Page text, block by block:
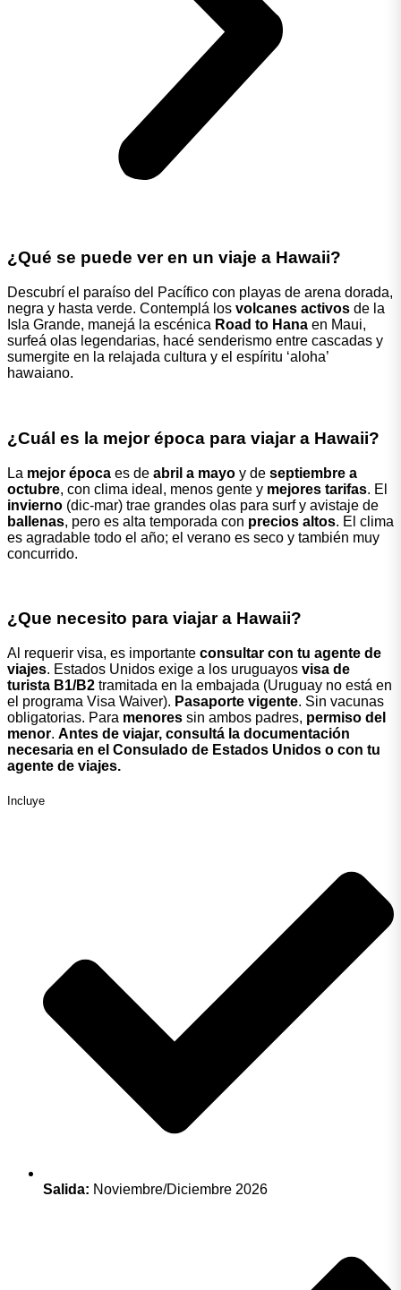
¿Qué se puede ver en un viaje a Hawaii?
Descubrí el paraíso del Pacífico con playas de arena dorada,
negra y hasta verde. Contemplá los volcanes activos de la
Isla Grande, manejá la escénica Road to Hana en Maui,
surfeá olas legendarias, hacé senderismo entre cascadas y
sumergite en la relajada cultura y el espíritu ‘aloha’
hawaiano.
¿Cuál es la mejor época para viajar a Hawaii?
La mejor época es de abril a mayo y de septiembre a
octubre, con clima ideal, menos gente y mejores tarifas. El
invierno (dic-mar) trae grandes olas para surf y avistaje de
ballenas, pero es alta temporada con precios altos. El clima
es agradable todo el año; el verano es seco y también muy
concurrido.
¿Que necesito para viajar a Hawaii?
Al requerir visa, es importante consultar con tu agente de
viajes. Estados Unidos exige a los uruguayos visa de
turista B1/B2 tramitada en la embajada (Uruguay no está en
el programa Visa Waiver). Pasaporte vigente. Sin vacunas
obligatorias. Para menores sin ambos padres, permiso del
menor. Antes de viajar, consultá la documentación
necesaria en el Consulado de Estados Unidos o con tu
agente de viajes.
Incluye
Salida: Noviembre/Diciembre 2026